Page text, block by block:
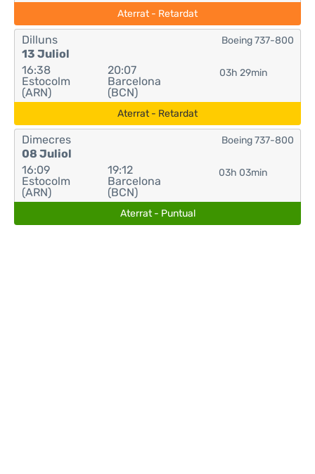
Aterrat - Retardat
Dilluns
13 Juliol
16:38
Estocolm
(ARN)
20:07
Barcelona
(BCN)
03h 29min
Boeing 737-800
Aterrat - Retardat
Dimecres
08 Juliol
16:09
Estocolm
(ARN)
19:12
Barcelona
(BCN)
03h 03min
Boeing 737-800
Aterrat - Puntual